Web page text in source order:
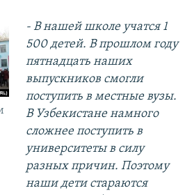
- В нашей школе учатся 1
500 детей. В прошлом году
пятнадцать наших
выпускников смогли
поступить в местные вузы.
В Узбекистане намного
сложнее поступить в
университеты в силу
разных причин. Поэтому
наши дети стараются